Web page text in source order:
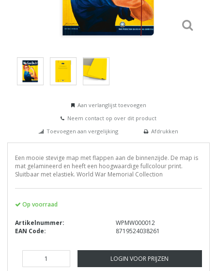
Aan verlanglijst toevoegen
Neem contact op over dit product
Toevoegen aan vergelijking
Afdrukken
Een mooie stevige map met flappen aan de binnenzijde. De map is
mat gelamineerd en heeft een hoogwaardige fullcolour print.
Sluitbaar met elastiek. World War Memorial Collection
Op voorraad
Artikelnummer:
WPMW000012
EAN Code:
8719524038261
LOGIN VOOR PRIJZEN